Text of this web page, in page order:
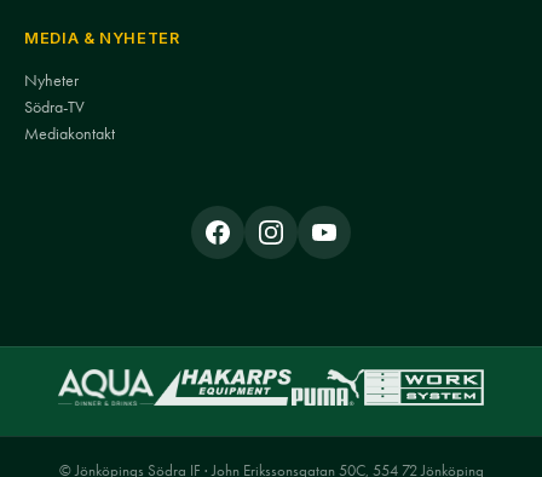
MEDIA & NYHETER
Nyheter
Södra-TV
Mediakontakt
© Jönköpings Södra IF · John Erikssonsgatan 50C, 554 72 Jönköping